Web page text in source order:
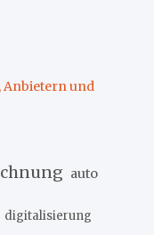
Anbietern und
auto
digitalisierung